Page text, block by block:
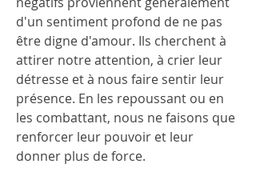
d'un sentiment profond de ne pas
être digne d'amour. Ils cherchent à
attirer notre attention, à crier leur
détresse et à nous faire sentir leur
présence. En les repoussant ou en
les combattant, nous ne faisons que
renforcer leur pouvoir et leur
donner plus de force.